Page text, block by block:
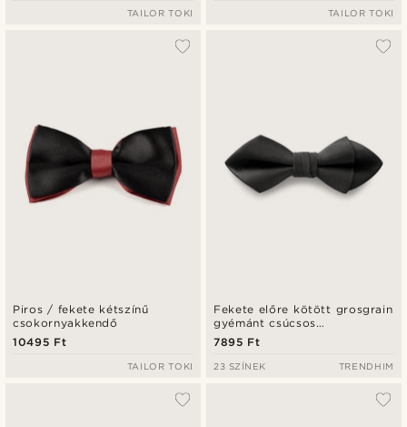
TAILOR TOKI TAILOR TOKI
Piros / fekete kétszínű
csokornyakkendő
10495 Ft
TAILOR TOKI
Fekete előre kötött grosgrain
gyémánt csúcsos
csokornyakkendő
7895 Ft
23 SZÍNEK TRENDHIM